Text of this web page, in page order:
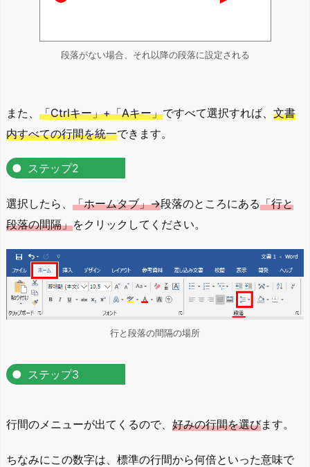
段落がない場合、それ以降の段落に設定される
また、 「Ctrlキー」+「Aキー」ですべて選択すれば、 文書
内すべての行間を統一できます。
ステップ2
選択したら、 「ホームタブ」→段落のところにある「行と
段落の間隔」をクリックしてください。
行と段落の間隔の場所
ステップ3
行間のメニューが出てくるので、 好みの行間を選びます。
ちなみにこの数字は、標準の行間から何倍といった意味で